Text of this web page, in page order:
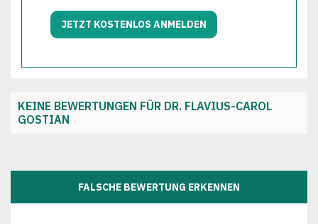
JETZT KOSTENLOS ANMELDEN
KEINE BEWERTUNGEN FÜR DR. FLAVIUS-CAROL
GOSTIAN
FALSCHE BEWERTUNG ERKENNEN